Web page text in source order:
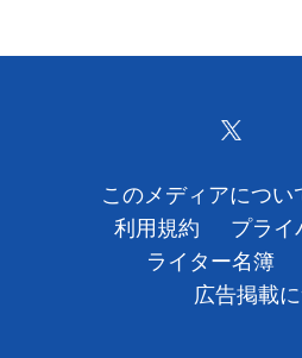
このメディアについ
利用規約
プライ
ライター名簿
広告掲載